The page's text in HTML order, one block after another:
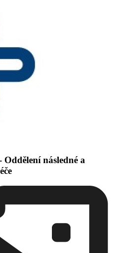
Oddělení následné a